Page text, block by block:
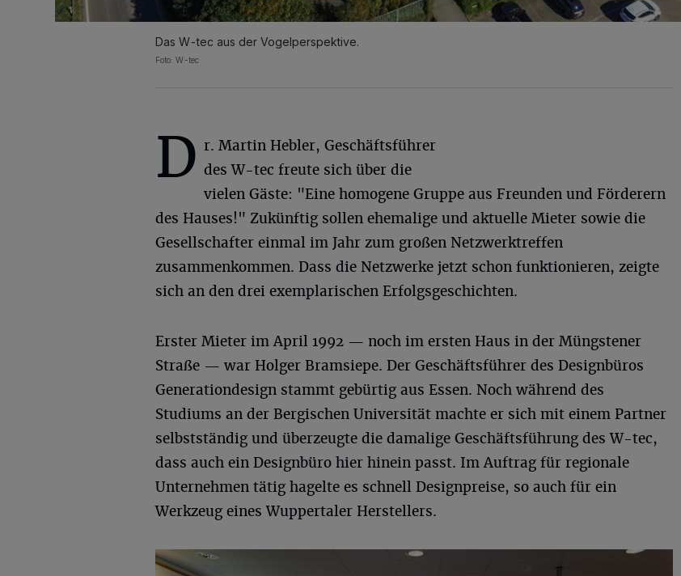
Das W-tec aus der Vogelperspektive.
Foto: W-tec
D r. Martin Hebler, Geschäftsführer
des W-tec freute sich über die
vielen Gäste: "Eine homogene Gruppe aus Freunden und Förderern
des Hauses!" Zukünftig sollen ehemalige und aktuelle Mieter sowie die
Gesellschafter einmal im Jahr zum großen Netzwerktreffen
zusammenkommen. Dass die Netzwerke jetzt schon funktionieren, zeigte
sich an den drei exemplarischen Erfolgsgeschichten.
Erster Mieter im April 1992 — noch im ersten Haus in der Müngstener
Straße — war Holger Bramsiepe. Der Geschäftsführer des Designbüros
Generationdesign stammt gebürtig aus Essen. Noch während des
Studiums an der Bergischen Universität machte er sich mit einem Partner
selbstständig und überzeugte die damalige Geschäftsführung des W-tec,
dass auch ein Designbüro hier hinein passt. Im Auftrag für regionale
Unternehmen tätig hagelte es schnell Designpreise, so auch für ein
Werkzeug eines Wuppertaler Herstellers.